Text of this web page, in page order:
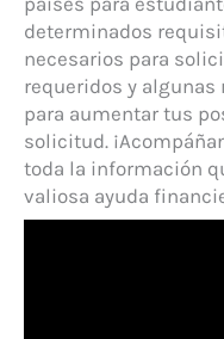
determinados
necesarios para
requeridos y
para aumentar tus
solicitud.
toda la información
valiosa ayuda